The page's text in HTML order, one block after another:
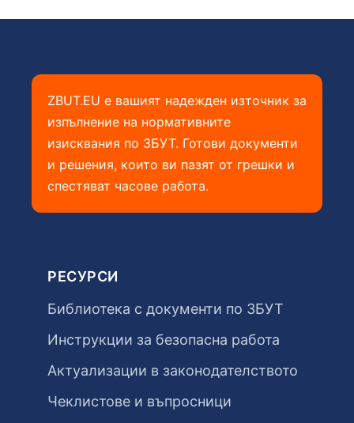
ZBUT.EU е вашият надежден източник за
изпълнение на нормативните
изисквания по ЗБУТ. Готови документи
и решения, които ви пазят от грешки и
спестяват часове работа.
РЕСУРСИ
Библиотека с документи по ЗБУТ
Инструкции за безопасна работа
Актуализации в законодателството
Чеклистове и въпросници